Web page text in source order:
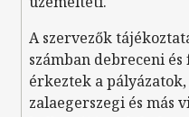
A szervezők
számban debreceni
érkeztek a pályázatok,
zalaegerszegi és más